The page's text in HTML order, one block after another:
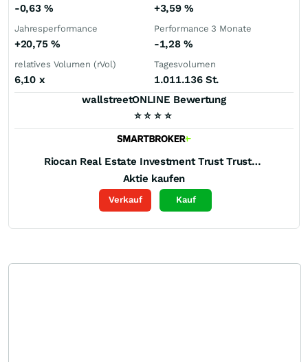
-0,63% +3,59%
Jahresperformance
+20,75 %
Performance 3 Monate
-1,28%
relatives Volumen (rVol)
6,10 x
Tagesvolumen
1.011.136 St.
wallstreetONLINE Bewertung
⭐ ⭐ ⭐ ⭐
Riocan Real Estate Investment Trust Trust Units
Aktie kaufen
Verkauf Kauf